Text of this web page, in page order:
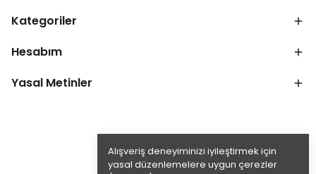
Alışveriş deneyiminizi iyileştirmek için
yasal düzenlemelere uygun çerezler
Kategoriler
Hesabım
Yasal Metinler